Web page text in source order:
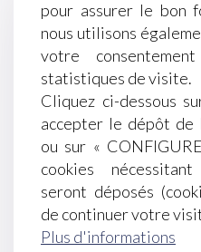
Une charte pour
nouveau-né
Puis-je mettre mon
Pouvez-vous rester
vous est fourni par
La garantie légale
numérique !
Droit funéraire :
appelle à une
droits des défunts et
Cas pratique :
pour assurer le bon
nous utilisons
votre
statistiques de visite.
Cliquez ci-dessous
accepter le dépôt de
ou sur «
cookies
seront déposés
de continuer votre
Plus d'informations